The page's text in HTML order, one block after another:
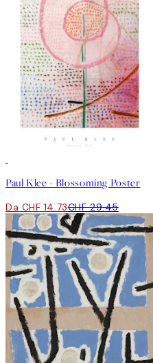
Paul Klee - Blossoming Poster
Da CHF 14.73CHF 29.45